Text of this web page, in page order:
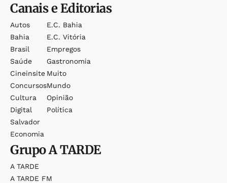
Canais e Editorias
Autos
Bahia
Brasil
Saúde
Cineinsite
Concursos
Cultura
Digital
Salvador
Economia
E.c. Bahia
E.c. Vitória
Empregos
Gastronomia
Muito
Mundo
Opinião
Política
GrupoA TARDE
A TARDE
A TARDE FM